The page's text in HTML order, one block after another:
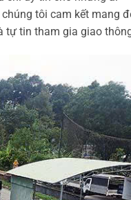
tôi cam kết mang
tự tin tham gia giao